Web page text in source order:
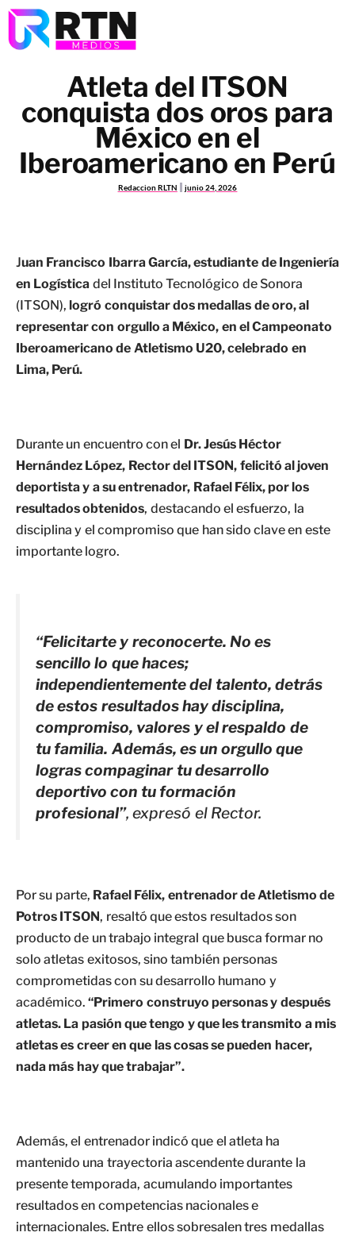
Atleta del ITSON
conquista dos oros para
México en el
Iberoamericano en Perú
Redaccion RLTN junio 24, 2026
Juan Francisco Ibarra García, estudiante de Ingeniería
en Logística del Instituto Tecnológico de Sonora
(ITSON),logró conquistar dos medallas de oro, al
representar con orgullo a México, en el Campeonato
Iberoamericano de Atletismo U20, celebrado en
Lima, Perú.
Durante un encuentro con el Dr. Jesús Héctor
Hernández López, Rector del ITSON, felicitó al joven
deportista y a su entrenador, Rafael Félix, por los
resultados obtenidos, destacando el esfuerzo, la
disciplina y el compromiso que han sido clave en este
importante logro.
“Felicitarte y reconocerte. No es
sencillo lo que haces;
independientemente del talento, detrás
de estos resultados hay disciplina,
compromiso, valores y el respaldo de
tu familia. Además, es un orgullo que
logras compaginar tu desarrollo
deportivo con tu formación
profesional”, expresó el Rector.
Por su parte, Rafael Félix, entrenador de Atletismo de
Potros ITSON, resaltó que estos resultados son
producto de un trabajo integral que busca formar no
solo atletas exitosos, sino también personas
comprometidas con su desarrollo humano y
académico.“Primero construyo personas y después
atletas. La pasión que tengo y que les transmito a mis
atletas es creer en que las cosas se pueden hacer,
nada más hay que trabajar”.
Además, el entrenador indicó que el atleta ha
mantenido una trayectoria ascendente durante la
presente temporada, acumulando importantes
resultados en competencias nacionales e
internacionales. Entre ellos sobresalen tres medallas